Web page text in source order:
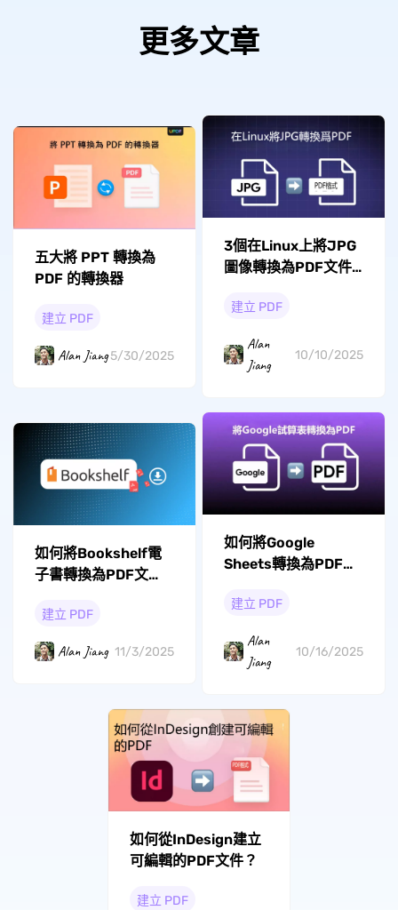
更多文章
五大將 PPT 轉換為
PDF 的轉換器
建立 PDF
Alan Jiang5/30/2025
3個在Linux上將JPG
圖像轉換為PDF文件
建立 PDF
Alan
Jiang
10/10/2025
如何將Bookshelf電
子書轉換為PDF文
建立 PDF
Alan Jiang 11/3/2025
如何將Google
Sheets轉換為PDF文
建立 PDF
Alan
Jiang
10/16/2025
如何從InDesign建立
可編輯的PDF文件？
建立 PDF